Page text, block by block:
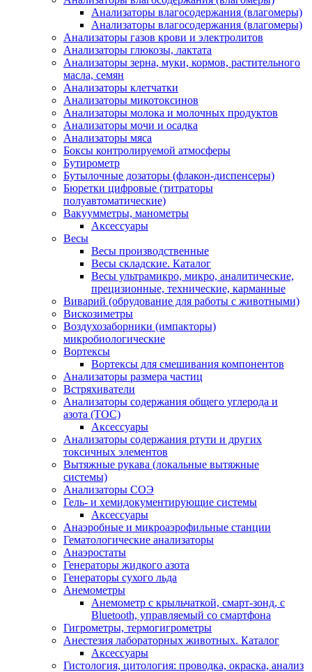
Анализаторы влагосодержания (влагомеры)
Анализаторы влагосодержания (влагомеры)
Анализаторы газов крови и электролитов
Анализаторы глюкозы, лактата
Анализаторы зерна, муки, кормов, растительного
масла, семян
Анализаторы клетчатки
Анализаторы микотоксинов
Анализаторы молока и молочных продуктов
Анализаторы мочи и осадка
Анализаторы мяса
Боксы контролируемой атмосферы
Бутирометр
Бутылочные дозаторы (флакон-диспенсеры)
Бюретки цифровые (титраторы
полуавтоматические)
Вакуумметры, манометры
Аксессуары
Весы
Весы производственные
Весы складские. Каталог
Весы ультрамикро, микро, аналитические,
прецизионные, технические, карманные
Виварий (обрудование для работы с животными)
Вискозиметры
Воздухозаборники (импакторы)
микробиологические
Вортексы
Вортексы для смешивания компонентов
Анализаторы размера частиц
Встряхиватели
Анализаторы содержания общего углерода и
азота (ТОС)
Аксессуары
Анализаторы содержания ртути и других
токсичных элементов
Вытяжные рукава (локальные вытяжные
системы)
Анализаторы СОЭ
Гель- и хемидокументирующие системы
Аксессуары
Анаэробные и микроаэрофильные станции
Гематологические анализаторы
Анаэростаты
Генераторы жидкого азота
Генераторы сухого льда
Анемометры
Анемометр с крыльчаткой, смарт-зонд, с
Bluetooth, управляемый со смартфона
Гигрометры, термогигрометры
Анестезия лабораторных животных. Каталог
Аксессуары
Гистология, цитология: проводка, окраска, анализ